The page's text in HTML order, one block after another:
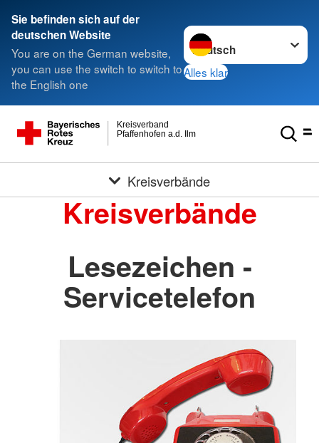
Sie befinden sich auf der
deutschen Website
You are on the German website,
you can use the switch to switch to
the English one
Sprache wechseln zu
Alles klar
Pfaffenhofen a.d. Ilm
Kreisverband
Kreisverbände
Kreisverbände
Lesezeichen -
Servicetelefon